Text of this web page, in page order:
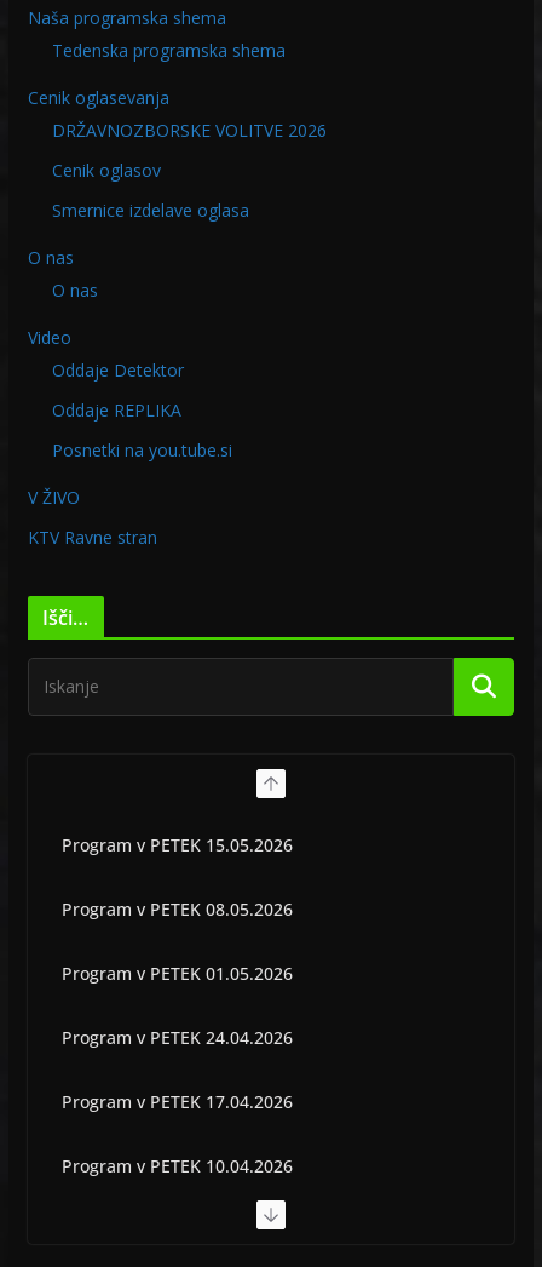
Naša programska shema
Tedenska programska shema
Cenik oglasevanja
DRŽAVNOZBORSKE VOLITVE 2026
Cenik oglasov
Smernice izdelave oglasa
O nas
O nas
Video
Oddaje Detektor
Oddaje REPLIKA
Posnetki na you.tube.si
V ŽIVO
KTV Ravne stran
Išči…
Program v PETEK 15.05.2026
Program v PETEK 08.05.2026
Program v PETEK 01.05.2026
Program v PETEK 24.04.2026
Program v PETEK 17.04.2026
Program v PETEK 10.04.2026
Program v PETEK 03.04.2026